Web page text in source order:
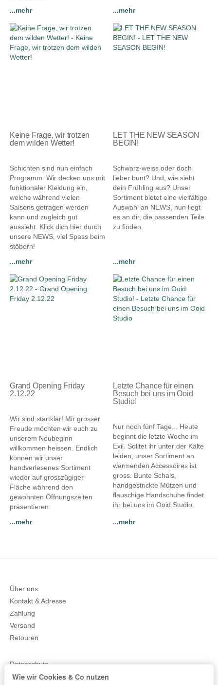
...mehr
...mehr
Keine Frage, wir trotzen
dem wilden Wetter!
Schichten sind nun einfach
Programm. Wir decken uns mit
funktionaler Kleidung ein,
welche während vielen
Saisons getragen werden
kann und zugleich gut
aussieht. Klick dich hier durch
unsere NEWS, viel Spass beim
stöbern!
...mehr
LET THE NEW SEASON
BEGIN!
Schwarz-weiss oder doch
lieber bunt? Und, wie sieht
dein Frühling aus? Unser
Sortiment bietet eine vielfältige
Auswahl an NEWS, nun liegt
es an dir, die passenden Teile
zu finden.
...mehr
Grand Opening Friday
2.12.22
Wir sind startklar! Mir grosser
Freude möchten wir euch zu
unserem Neubeginn
willkommen heissen. Endlich
können wir unser
handverlesenes Sortiment
wieder auf grosszügiger
Fläche während den
gewohnten Öffnungszeiten
präsentieren.
...mehr
Letzte Chance für einen
Besuch bei uns im Ooid
Studio!
Nur noch fünf Tage... Heute
beginnt die letzte Woche im
Exil. Solltet ihr unter der Kälte
leiden, unser Sortiment an
wärmenden Accessoires ist
gross. Bunte Schals,
handgestrickte Mützen und
flauschige Handschuhe findet
ihr bei uns im Ooid Studio.
...mehr
Über uns
Kontakt & Adresse
Zahlung
Versand
Retouren
Datenschutz
AGB
Wie wir Cookies & Co nutzen